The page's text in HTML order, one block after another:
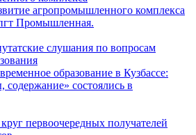
агропромышленного комплекса
Промышленная.
слушания по вопросам
образование в Кузбассе:
содержание» состоялись в
первоочередных получателей